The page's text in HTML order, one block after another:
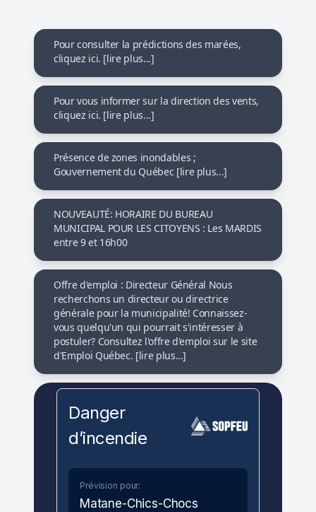
Pour consulter la prédictions des marées,
cliquez ici. [lire plus...]
Pour vous informer sur la direction des vents,
cliquez ici. [lire plus...]
Présence de zones inondables ;
Gouvernement du Québec [lire plus...]
NOUVEAUTÉ: HORAIRE DU BUREAU
MUNICIPAL POUR LES CITOYENS : Les MARDIS
entre 9 et 16h00
Offre d'emploi : Directeur Général Nous
recherchons un directeur ou directrice
générale pour la municipalité! Connaissez-
vous quelqu'un qui pourrait s'intéresser à
postuler? Consultez l'offre d'emploi sur le site
d'Emploi Québec. [lire plus...]
Danger
d’incendie
Prévision pour:
Matane-Chics-Chocs